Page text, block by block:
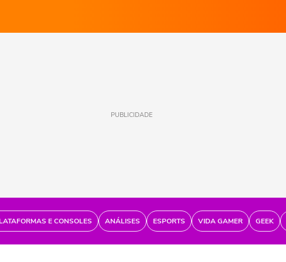
PUBLICIDADE
E CONSOLES ANÁLISES ESPORTS VIDA GAMER GEEK